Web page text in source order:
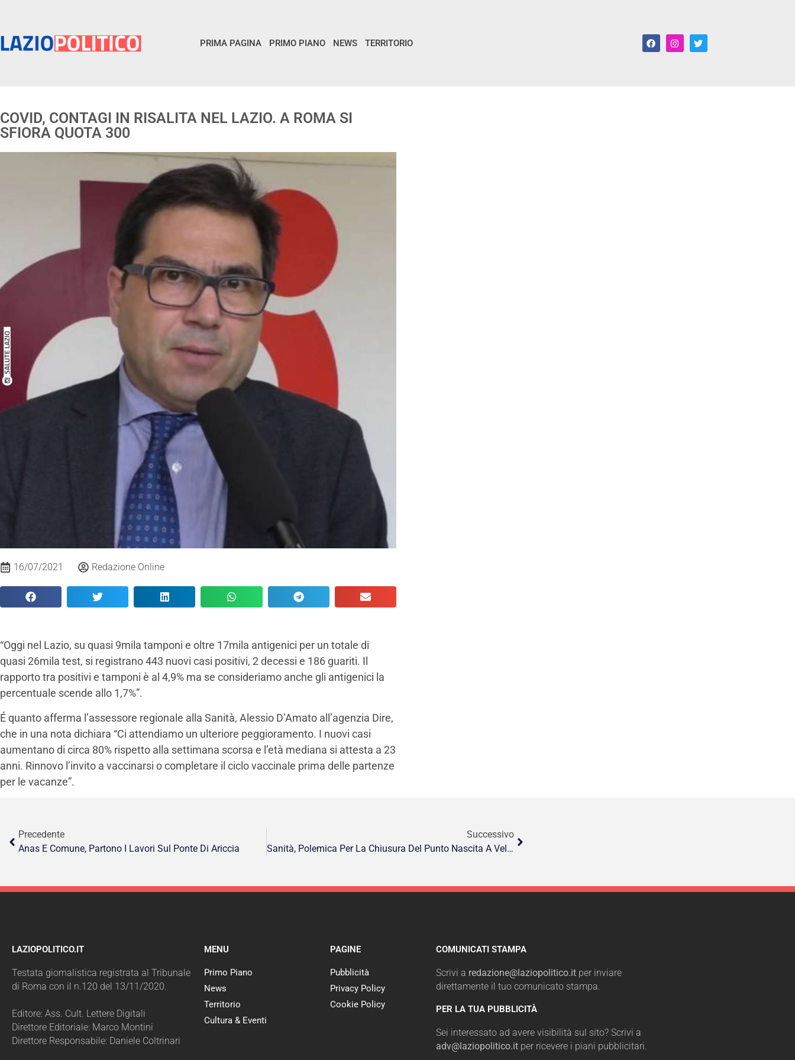
PRIMA PAGINA PRIMO PIANO NEWS TERRITORIO
COVID, CONTAGI IN RISALITA NEL LAZIO. A ROMA SI
SFIORA QUOTA 300
16/07/2021 Redazione Online
“Oggi nel Lazio, su quasi 9mila tamponi e oltre 17mila antigenici per un totale di
quasi 26mila test, si registrano 443 nuovi casi positivi, 2 decessi e 186 guariti. Il
rapporto tra positivi e tamponi è al 4,9% ma se consideriamo anche gli antigenici la
percentuale scende allo 1,7%”.
É quanto afferma l’assessore regionale alla Sanità, Alessio D’Amato all’agenzia Dire,
che in una nota dichiara “Ci attendiamo un ulteriore peggioramento. I nuovi casi
aumentano di circa 80% rispetto alla settimana scorsa e l’età mediana si attesta a 23
anni. Rinnovo l’invito a vaccinarsi o completare il ciclo vaccinale prima delle partenze
per le vacanze”.
Precedente
Anas E Comune, Partono I Lavori Sul Ponte Di Ariccia
Successivo
Sanità, Polemica Per La Chiusura Del Punto Nascita A Velletri
LAZIOPOLITICO.IT
Testata giornalistica registrata al Tribunale
di Roma con il n.120 del 13/11/2020.
Editore: Ass. Cult. Lettere Digitali
Direttore Editoriale: Marco Montini
Direttore Responsabile: Daniele Coltrinari
MENU
Primo Piano
News
Territorio
Cultura & Eventi
PAGINE
Pubblicità
Privacy Policy
Cookie Policy
COMUNICATI STAMPA
Scrivi a redazione@laziopolitico.itper inviare
direttamente il tuo comunicato stampa.
PER LA TUA PUBBLICITÀ
Sei interessato ad avere visibilità sul sito? Scrivi a
adv@laziopolitico.it per ricevere i piani pubblicitari.